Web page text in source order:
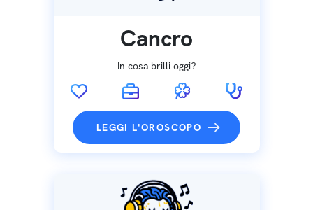
Cancro
In cosa brilli oggi?
LEGGI L'OROSCOPO